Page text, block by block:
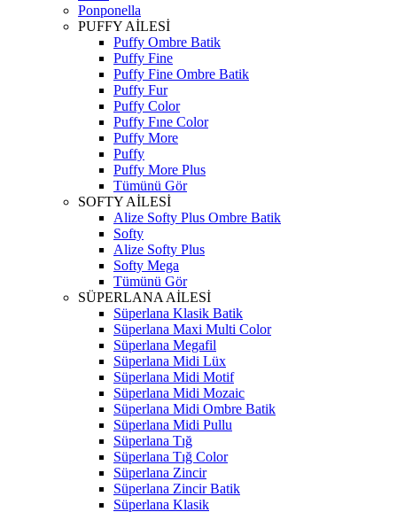
Ponponella
PUFFY AİLESİ
Puffy Ombre Batik
Puffy Fine
Puffy Fine Ombre Batik
Puffy Fur
Puffy Color
Puffy Fıne Color
Puffy More
Puffy
Puffy More Plus
Tümünü Gör
SOFTY AİLESİ
Alize Softy Plus Ombre Batik
Softy
Alize Softy Plus
Softy Mega
Tümünü Gör
SÜPERLANA AİLESİ
Süperlana Klasik Batik
Süperlana Maxi Multi Color
Süperlana Megafil
Süperlana Midi Lüx
Süperlana Midi Motif
Süperlana Midi Mozaic
Süperlana Midi Ombre Batik
Süperlana Midi Pullu
Süperlana Tığ
Süperlana Tığ Color
Süperlana Zincir
Süperlana Zincir Batik
Süperlana Klasik